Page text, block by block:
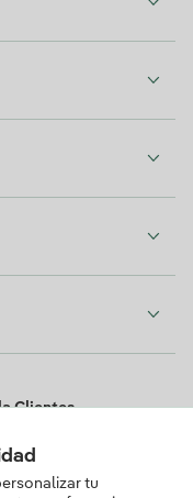
Clientes
tu